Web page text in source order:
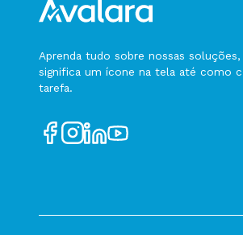
Aprenda tudo sobre nossas
significa um ícone na tela até como
tarefa.